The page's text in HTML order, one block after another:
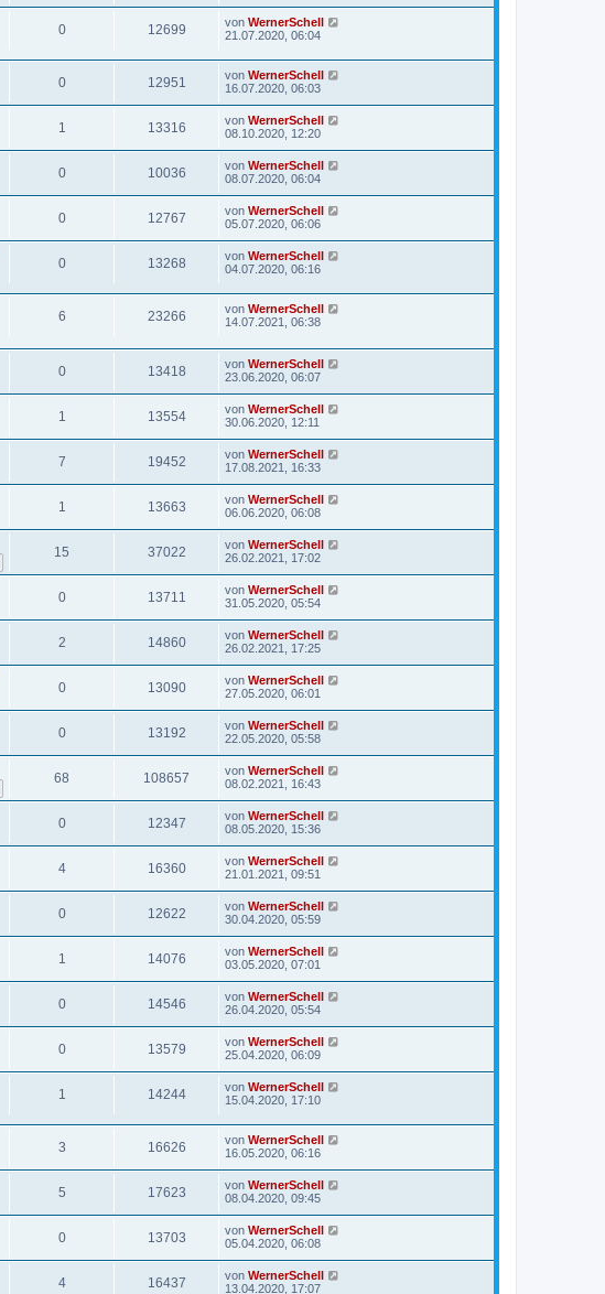
0 12699 von WernerSchell
21.07.2020, 06:04
0 12951 von WernerSchell
16.07.2020, 06:03
1 13316 von WernerSchell
08.10.2020, 12:20
0 10036 von WernerSchell
08.07.2020, 06:04
0 12767 von WernerSchell
05.07.2020, 06:06
0 13268 von WernerSchell
04.07.2020, 06:16
6 23266 von WernerSchell
14.07.2021, 06:38
0 13418 von WernerSchell
23.06.2020, 06:07
1 13554 von WernerSchell
30.06.2020, 12:11
7 19452 von WernerSchell
17.08.2021, 16:33
1 13663 von WernerSchell
06.06.2020, 06:08
15 37022 von WernerSchell
26.02.2021, 17:02
0 13711 von WernerSchell
31.05.2020, 05:54
2 14860 von WernerSchell
26.02.2021, 17:25
0 13090 von WernerSchell
27.05.2020, 06:01
0 13192 von WernerSchell
22.05.2020, 05:58
68 108657 von WernerSchell
08.02.2021, 16:43
0 12347 von WernerSchell
08.05.2020, 15:36
4 16360 von WernerSchell
21.01.2021, 09:51
0 12622 von WernerSchell
30.04.2020, 05:59
1 14076 von WernerSchell
03.05.2020, 07:01
0 14546 von WernerSchell
26.04.2020, 05:54
0 13579 von WernerSchell
25.04.2020, 06:09
1 14244 von WernerSchell
15.04.2020, 17:10
3 16626 von WernerSchell
16.05.2020, 06:16
5 17623 von WernerSchell
08.04.2020, 09:45
0 13703 von WernerSchell
05.04.2020, 06:08
4 16437 von WernerSchell
13.04.2020, 17:07